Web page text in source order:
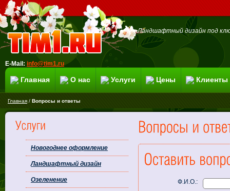
Ландшафтный дизайн под
E-Mail: info@tim1.ru
Главная О нас Услуги Цены Клиенты
Главная/Вопросы и ответы
Ф.И.О.:
Новогоднее оформление
Ландшафтный дизайн
Озеленение